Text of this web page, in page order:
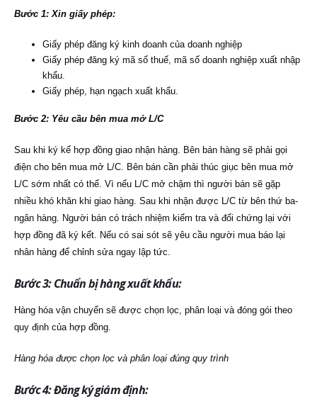
Bước 1: Xin giấy phép:
Giấy phép đăng ký kinh doanh của doanh nghiệp
Giấy phép đăng ký mã số thuế, mã số doanh nghiệp xuất nhập
khẩu.
Giấy phép, hạn ngạch xuất khẩu.
Bước 2: Yêu cầu bên mua mở L/C
Sau khi ký kế hợp đồng giao nhận hàng. Bên bán hàng sẽ phải gọi
điện cho bên mua mở L/C. Bên bán cần phải thúc giục bên mua mở
L/C sớm nhất có thể. Vì nếu L/C mở chậm thì người bán sẽ gặp
nhiều khó khăn khi giao hàng. Sau khi nhận được L/C từ bên thứ ba-
ngân hàng. Người bán có trách nhiệm kiểm tra và đối chứng lại với
hợp đồng đã ký kết. Nếu có sai sót sẽ yêu cầu người mua báo lại
nhân hàng để chỉnh sửa ngay lập tức.
Bước 3: Chuẩn bị hàng xuất khẩu:
Hàng hóa vận chuyển sẽ được chọn lọc, phân loại và đóng gói theo
quy định của hợp đồng.
Hàng hóa được chọn lọc và phân loại đúng quy trình
Bước 4: Đăng ký giám định: